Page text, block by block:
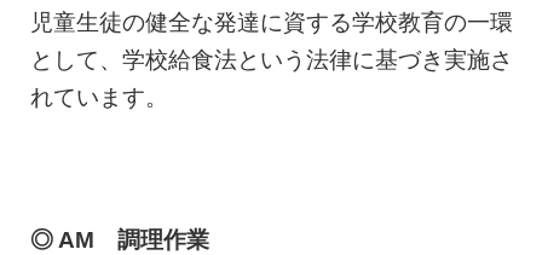
児童生徒の健全な発達に資する学校教育の一環
として、学校給食法という法律に基づき実施さ
れています。
◎ AM 調理作業